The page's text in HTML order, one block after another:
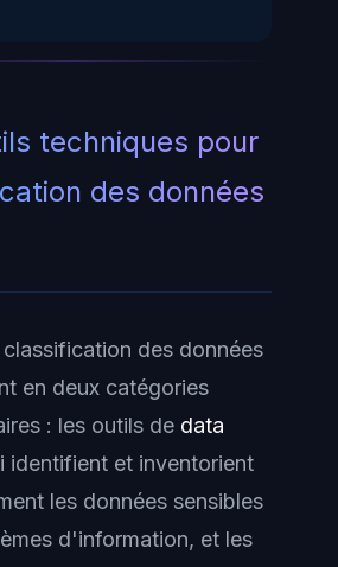
techniques pour
des données
des données
en deux catégories
: les outils de data
identifient et inventorient
les données sensibles
d'information, et les